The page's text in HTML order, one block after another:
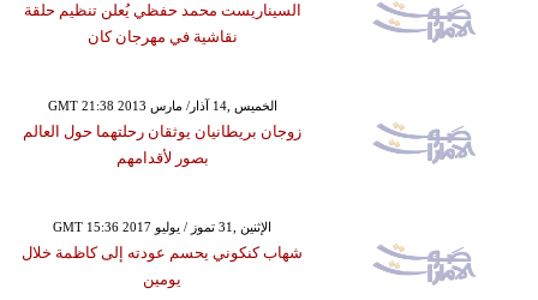
السيناريست محمد حفظي يُعلن تنظيم حلقة
نقاشية في مهرجان كان
GMT 21:38 2013 الخميس ,14 آذار/ مارس
زوجان بريطانيان يوثقان رحلتهما حول العالم
بصور لأقدامهم
GMT 15:36 2017 الإثنين ,31 تموز / يوليو
شهاب كنكوني يحسم عودته إلى كاظمة خلال
يومين